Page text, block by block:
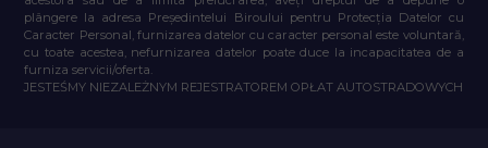
plângere la adresa Președintelui Biroului pentru Protecția Datelor cu
Caracter Personal, furnizarea datelor cu caracter personal este voluntară,
cu toate acestea, nefurnizarea datelor poate duce la incapacitatea de a
furniza servicii/oferta.
JESTEŚMY NIEZALEŻNYM REJESTRATOREM OPŁAT AUTOSTRADOWYCH